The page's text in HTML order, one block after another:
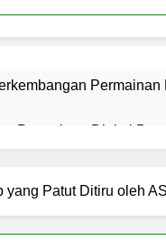
Permainan Digital
Permainan Bertema
Patut Ditiru oleh